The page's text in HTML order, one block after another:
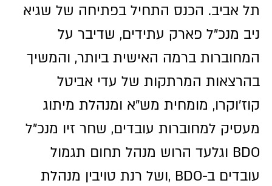
תל אביב. הכנס התחיל בפתיחה של שגיא
ניב מנכ"ל פארק עתידים, שדיבר על
המחוברות ברמה האישית ביותר, והמשיך
בהרצאות המרתקות של עדי אביטל
קוז'וקרו, מומחית מש"א ומנהלת מיתוג
מעסיק למחוברות עובדים, שחר זיו מנכ"ל
BDO וגלעד הרוש מנהל תחום תגמול
עובדים ב-BDO ,ושל רנת טויבין מנהלת